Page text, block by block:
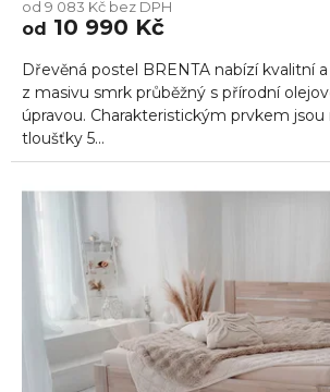
od 9 083 Kč bez DPH
od 10 990 Kč
Dřevěná postel BRENTA nabízí kvalitní
z masivu smrk průběžný s přírodní
úpravou. Charakteristickým prvkem
tloušťky 5...